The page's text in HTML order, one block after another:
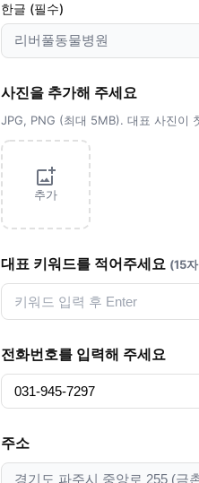
한글 (필수)
사진을 추가해 주세요
JPG, PNG (최대 5MB). 대표 사진이
추가
대표 키워드를 적어주세요 (15
전화번호를 입력해 주세요
주소